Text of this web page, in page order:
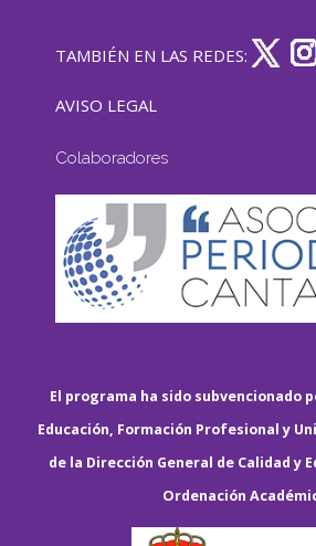
TAMBIÉN EN LAS REDES:
AVISO LEGAL
Colaboradores
El programa ha sido subvencionado
Educación, Formación Profesional y
de la Dirección General de Calidad y
Ordenación